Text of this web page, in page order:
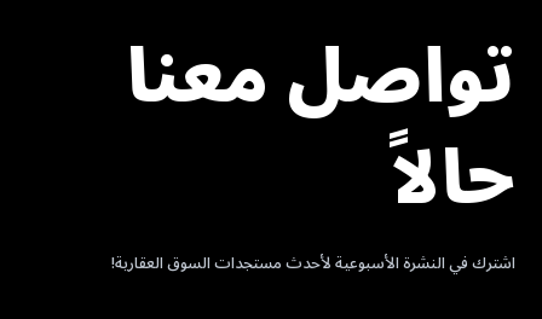
تواصل معنا
حالاً
اشترك في النشرة الأسبوعية لأحدث مستجدات السوق العقارية!